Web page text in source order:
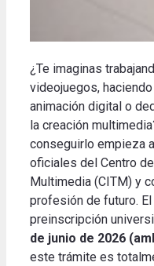
¿Te imaginas
videojuegos,
animación digital o
la creación
conseguirlo empieza
oficiales del Centro
Multimedia (CITM) y
profesión de futuro.
preinscripción
de junio de 2026
este trámite es